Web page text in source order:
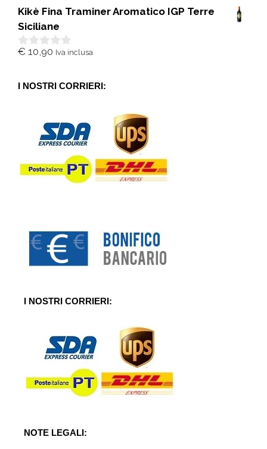
u
5
Kikè Fina Traminer Aromatico IGP Terre
Siciliane
0
5
€ 10,90 Iva inclusa
I NOSTRI CORRIERI:
I NOSTRI CORRIERI:
NOTE LEGALI: